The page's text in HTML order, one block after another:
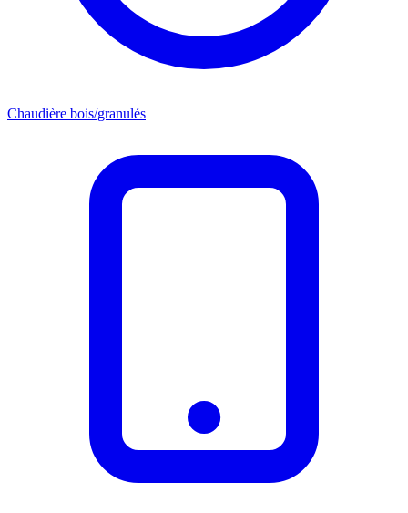
Chaudière bois/granulés